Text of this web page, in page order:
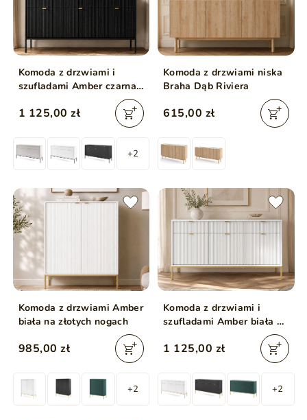
Komoda z drzwiami i
szufladami Amber czarna
1 125,00 zł
+2
Komoda z drzwiami niska
Braha Dąb Riviera
615,00 zł
Komoda z drzwiami Amber
biała na złotych nogach
985,00 zł
+2
Komoda z drzwiami i
szufladami Amber biała na
1 125,00 zł
+2